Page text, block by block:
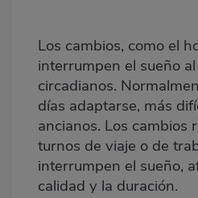
Los cambios, como el
interrumpen el sueño
circadianos.
días adaptarse, más
ancianos. Los cambios
turnos de viaje o de
interrumpen el sueño,
calidad y la duración.